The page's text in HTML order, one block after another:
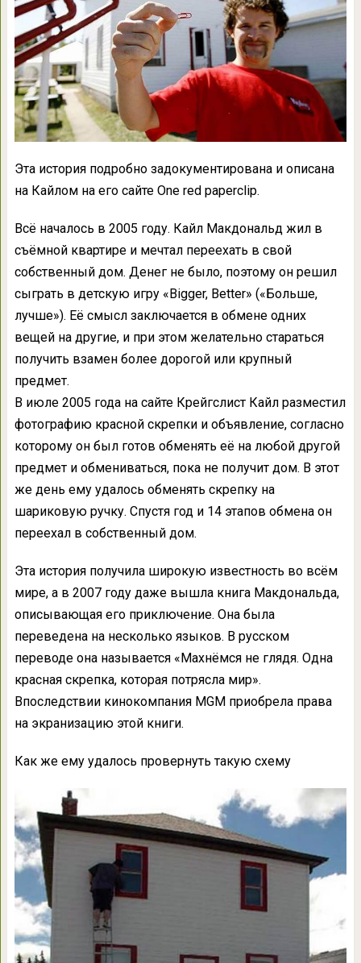
Эта история подробно задокументирована и описана
на Кайлом на его сайте One red paperclip.
Всё началось в 2005 году. Кайл Макдональд жил в
съёмной квартире и мечтал переехать в свой
собственный дом. Денег не было, поэтому он решил
сыграть в детскую игру «Bigger, Better» («Больше,
лучше»). Её смысл заключается в обмене одних
вещей на другие, и при этом желательно стараться
получить взамен более дорогой или крупный
предмет.
В июле 2005 года на сайте Крейгслист Кайл разместил
фотографию красной скрепки и объявление, согласно
которому он был готов обменять её на любой другой
предмет и обмениваться, пока не получит дом. В этот
же день ему удалось обменять скрепку на
шариковую ручку. Спустя год и 14 этапов обмена он
переехал в собственный дом.
Эта история получила широкую известность во всём
мире, а в 2007 году даже вышла книга Макдональда,
описывающая его приключение. Она была
переведена на несколько языков. В русском
переводе она называется «Махнёмся не глядя. Одна
красная скрепка, которая потрясла мир».
Впоследствии кинокомпания MGM приобрела права
на экранизацию этой книги.
Как же ему удалось провернуть такую схему